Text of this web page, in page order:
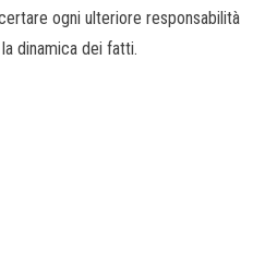
ogni ulteriore responsabilità
dinamica dei fatti.